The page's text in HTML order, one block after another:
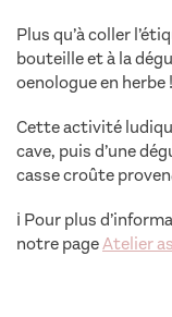
Plus qu’à coller
bouteille et à la
oenologue en herbe
Cette activité
cave, puis d’une
casse croûte
ℹ️ Pour plus
notre pageAtelier